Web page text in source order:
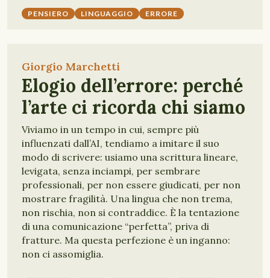
PENSIERO LINGUAGGIO ERRORE
Giorgio Marchetti
Elogio dell’errore: perché
l’arte ci ricorda chi siamo
Viviamo in un tempo in cui, sempre più
influenzati dall’AI, tendiamo a imitare il suo
modo di scrivere: usiamo una scrittura lineare,
levigata, senza inciampi, per sembrare
professionali, per non essere giudicati, per non
mostrare fragilità. Una lingua che non trema,
non rischia, non si contraddice. È la tentazione
di una comunicazione “perfetta”, priva di
fratture. Ma questa perfezione è un inganno:
non ci assomiglia.